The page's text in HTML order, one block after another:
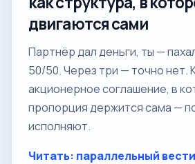
двигаются сами
Партнёр дал деньги, ты —
50/50. Через три — точно нет.
акционерное соглашение, в
пропорция держится сама —
исполняют.
Читать: параллельный